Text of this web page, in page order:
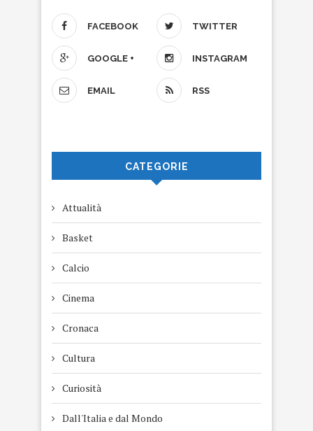
FACEBOOK TWITTER
GOOGLE + INSTAGRAM
EMAIL RSS
CATEGORIE
Attualità
Basket
Calcio
Cinema
Cronaca
Cultura
Curiosità
Dall'Italia e dal Mondo